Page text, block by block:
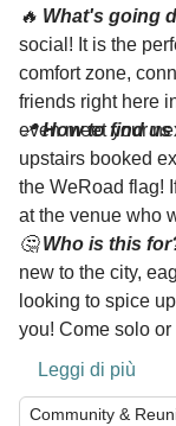
🔥 What's going
social! It is the
comfort zone,
friends right here
even meet your
📍How to find
upstairs booked
the WeRoad flag!
at the venue who
🤔Who is this
new to the city,
looking to spice
you! Come solo
Leggi di più
Community &